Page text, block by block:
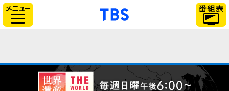
「TBSテレビ」トップ